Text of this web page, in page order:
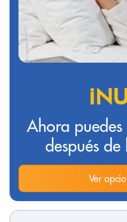
Ahora
después
Ver